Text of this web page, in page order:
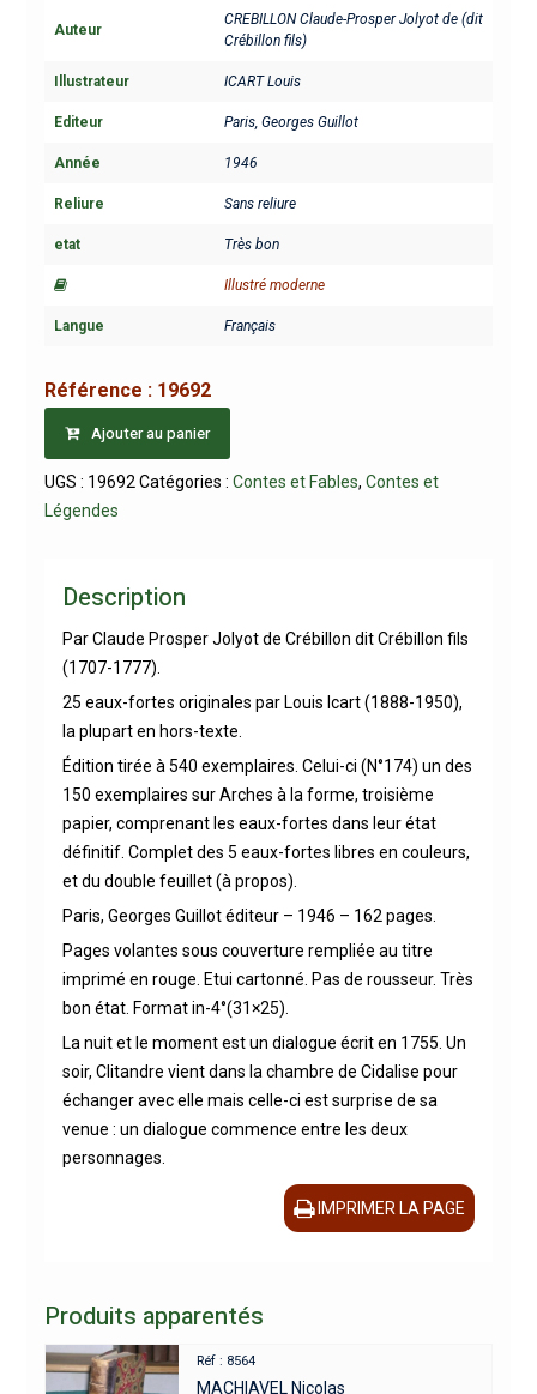
Auteur
CREBILLON Claude-Prosper Jolyot de (dit
Crébillon fils)
Illustrateur ICART Louis
Editeur Paris, Georges Guillot
Année 1946
Reliure Sans reliure
etat Très bon
Illustré moderne
Langue Français
Référence : 19692
Ajouter au panier
UGS : 19692 Catégories : Contes et Fables, Contes et
Légendes
Description
Par Claude Prosper Jolyot de Crébillon dit Crébillon fils
(1707-1777).
25 eaux-fortes originales par Louis Icart (1888-1950),
la plupart en hors-texte.
Édition tirée à 540 exemplaires. Celui-ci (N°174) un des
150 exemplaires sur Arches à la forme, troisième
papier, comprenant les eaux-fortes dans leur état
définitif. Complet des 5 eaux-fortes libres en couleurs,
et du double feuillet (à propos).
Paris, Georges Guillot éditeur – 1946 – 162 pages.
Pages volantes sous couverture rempliée au titre
imprimé en rouge. Etui cartonné. Pas de rousseur. Très
bon état. Format in-4°(31×25).
La nuit et le moment est un dialogue écrit en 1755. Un
soir, Clitandre vient dans la chambre de Cidalise pour
échanger avec elle mais celle-ci est surprise de sa
venue : un dialogue commence entre les deux
personnages.
IMPRIMER LA PAGE
Produits apparentés
Réf : 8564
MACHIAVEL Nicolas